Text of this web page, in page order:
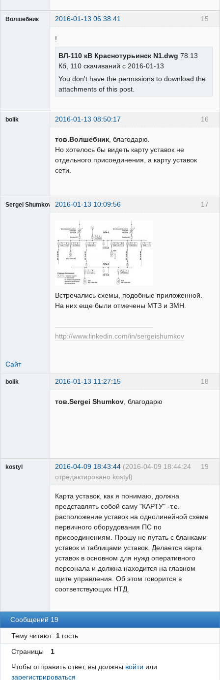
15
Волшебник 2016-01-13 06:38:41
!
ВЛ-110 кВ Краснотурьинск N1.dwg 78.13
Кб, 110 скачиваний с 2016-01-13
You don't have the permssions to download the
attachments of this post.
16
bolik 2016-01-13 08:50:17
тов.Волшебник, благодарю.
Но хотелось бы видеть карту уставок не
отдельного присоединения, а карту уставок
сети.
17
Sergei Shumkov 2016-01-13 10:09:56
Встречались схемы, подобные приложенной.
На них еще были отмечены МТЗ и ЗМН.
http://www.linkedin.com/in/sergeishumkov
Сайт
18
bolik 2016-01-13 11:27:15
тов.Sergei Shumkov, благодарю
19
kostyl 2016-04-09 18:43:44 (2016-04-09 18:44:24
отредактировано kostyl)
Карта уставок, как я понимаю, должна
представлять собой саму "КАРТУ" -т.е.
расположение уставок на однолинейной схеме
первичного оборудования ПС по
присоединениям. Прошу не путать с бланками
уставок и таблицами уставок. Делается карта
уставок в основном для нужд оперативного
персонала и должна находится на главном
щите управления. Об этом говорится в
соответствующих НТД.
Сообщений 19
Тему читают: 1гость
Страницы
1
Чтобы отправить ответ, вы должны войти или
зарегистрироваться